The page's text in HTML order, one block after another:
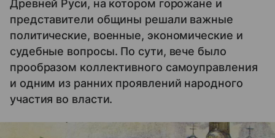
Древней Руси, на котором горожане и
представители общины решали важные
политические, военные, экономические и
судебные вопросы. По сути, вече было
прообразом коллективного самоуправления
и одним из ранних проявлений народного
участия во власти.